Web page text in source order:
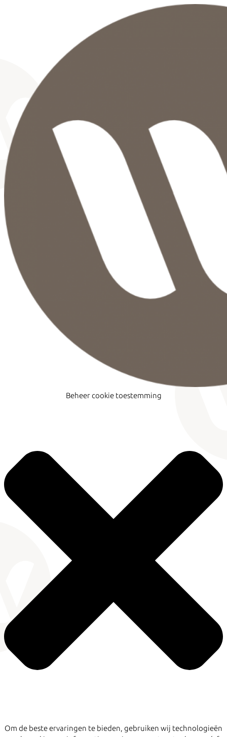
Beheer cookie toestemming
Om de beste ervaringen te bieden, gebruiken wij technologieën